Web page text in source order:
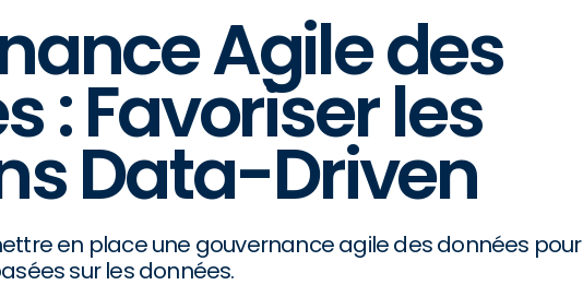
Agile des
: Favoriser les
Data-Driven
en place une gouvernance agile des données pour
sur les données.